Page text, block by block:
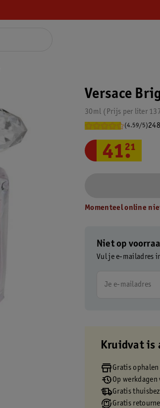
Versace
30ml Prijs per liter
(4.59/5)
41.
21
Momenteel online
Niet op
Vul je e-mailadres
Je e-mailadres
Kruidvat is
Gratis
Op
Gratis
Gratis